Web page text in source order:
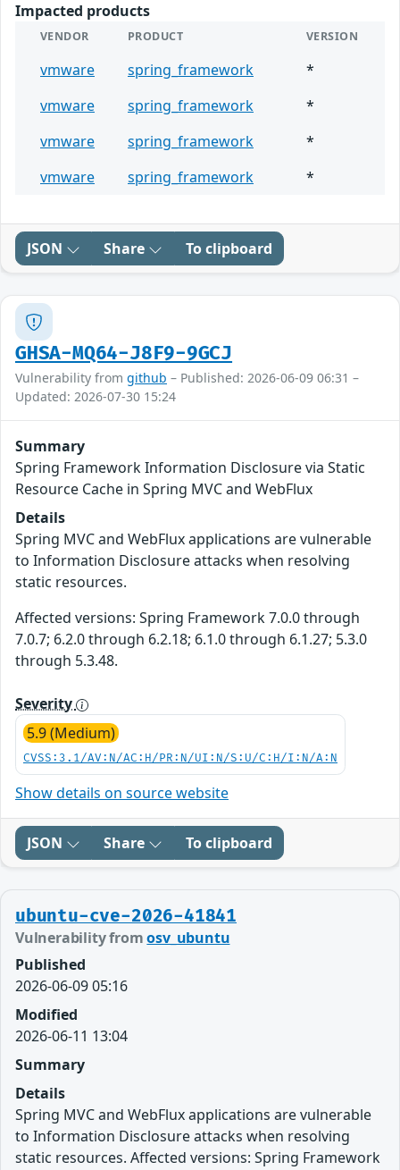
Impacted products
VENDOR PRODUCT VERSION
vmware spring_framework
*
vmware
spring_framework
*
vmware
spring_framework
*
vmware
spring_framework *
JSON Share To clipboard
GHSA-MQ64-J8F9-9GCJ
Vulnerability from github – Published: 2026-06-09 06:31 –
Updated: 2026-07-30 15:24
Summary
Spring Framework Information Disclosure via Static
Resource Cache in Spring MVC and WebFlux
Details
Spring MVC and WebFlux applications are vulnerable
to Information Disclosure attacks when resolving
static resources.
Affected versions: Spring Framework 7.0.0 through
7.0.7; 6.2.0 through 6.2.18; 6.1.0 through 6.1.27; 5.3.0
through 5.3.48.
Severity
5.9 (Medium)
CVSS:3.1/AV:N/AC:H/PR:N/UI:N/S:U/C:H/I:N/A:N
Show details on source website
JSON Share To clipboard
ubuntu-cve-2026-41841
Vulnerability fromosv_ubuntu
Published
2026-06-09 05:16
Modified
2026-06-11 13:04
Summary
Details
Spring MVC and WebFlux applications are vulnerable
to Information Disclosure attacks when resolving
static resources. Affected versions: Spring Framework